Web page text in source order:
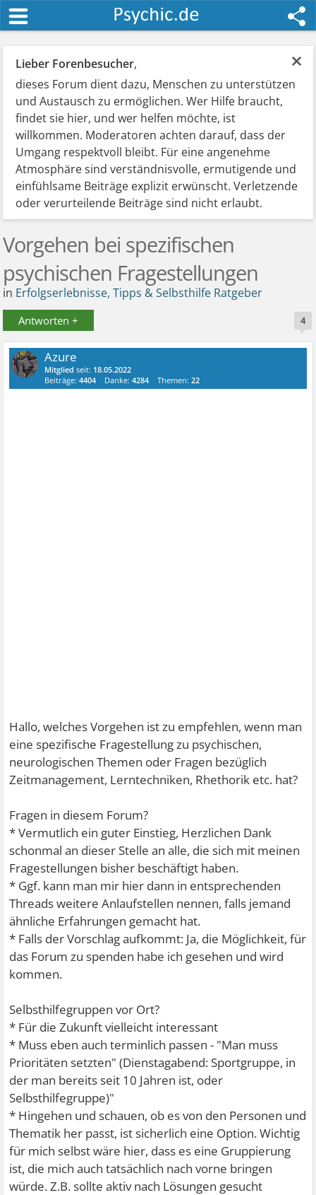
×
Lieber Forenbesucher,
dieses Forum dient dazu, Menschen zu unterstützen
und Austausch zu ermöglichen. Wer Hilfe braucht,
findet sie hier, und wer helfen möchte, ist
willkommen. Moderatoren achten darauf, dass der
Umgang respektvoll bleibt. Für eine angenehme
Atmosphäre sind verständnisvolle, ermutigende und
einfühlsame Beiträge explizit erwünscht. Verletzende
oder verurteilende Beiträge sind nicht erlaubt.
Vorgehen bei spezifischen
psychischen Fragestellungen
in Erfolgserlebnisse, Tipps & Selbsthilfe Ratgeber
Antworten + 4
Azure
Mitglied seit: 18.05.2022
Beiträge:4404 Danke:4284 Themen:22
Hallo, welches Vorgehen ist zu empfehlen, wenn man
eine spezifische Fragestellung zu psychischen,
neurologischen Themen oder Fragen bezüglich
Zeitmanagement, Lerntechniken, Rhethorik etc. hat?
Fragen in diesem Forum?
* Vermutlich ein guter Einstieg, Herzlichen Dank
schonmal an dieser Stelle an alle, die sich mit meinen
Fragestellungen bisher beschäftigt haben.
* Ggf. kann man mir hier dann in entsprechenden
Threads weitere Anlaufstellen nennen, falls jemand
ähnliche Erfahrungen gemacht hat.
* Falls der Vorschlag aufkommt: Ja, die Möglichkeit, für
das Forum zu spenden habe ich gesehen und wird
kommen.
Selbsthilfegruppen vor Ort?
* Für die Zukunft vielleicht interessant
* Muss eben auch terminlich passen - "Man muss
Prioritäten setzten" (Dienstagabend: Sportgruppe, in
der man bereits seit 10 Jahren ist, oder
Selbsthilfegruppe)"
* Hingehen und schauen, ob es von den Personen und
Thematik her passt, ist sicherlich eine Option. Wichtig
für mich selbst wäre hier, dass es eine Gruppierung
ist, die mich auch tatsächlich nach vorne bringen
würde. Z.B. sollte aktiv nach Lösungen gesucht